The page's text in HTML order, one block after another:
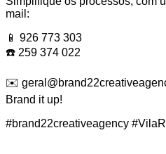
mail:
📱 926 773 303
☎️ 259 374 022
✉️
Brand it up!
#brand22creativeagency